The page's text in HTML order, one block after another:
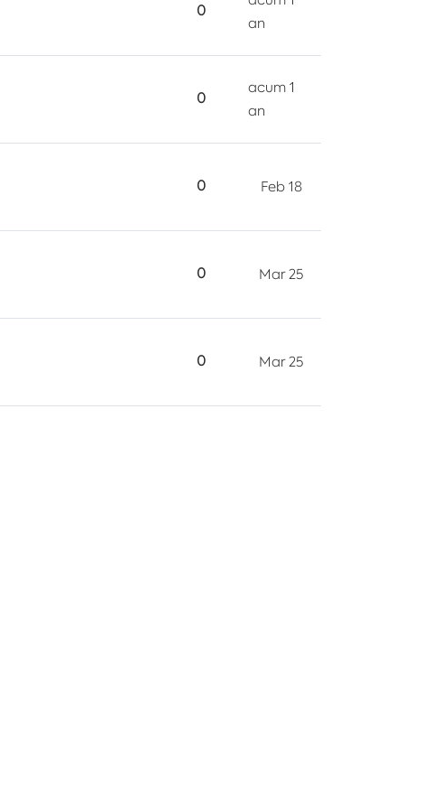
0
an
0
acum 1
an
0 Feb 18
0 Mar 25
0 Mar 25